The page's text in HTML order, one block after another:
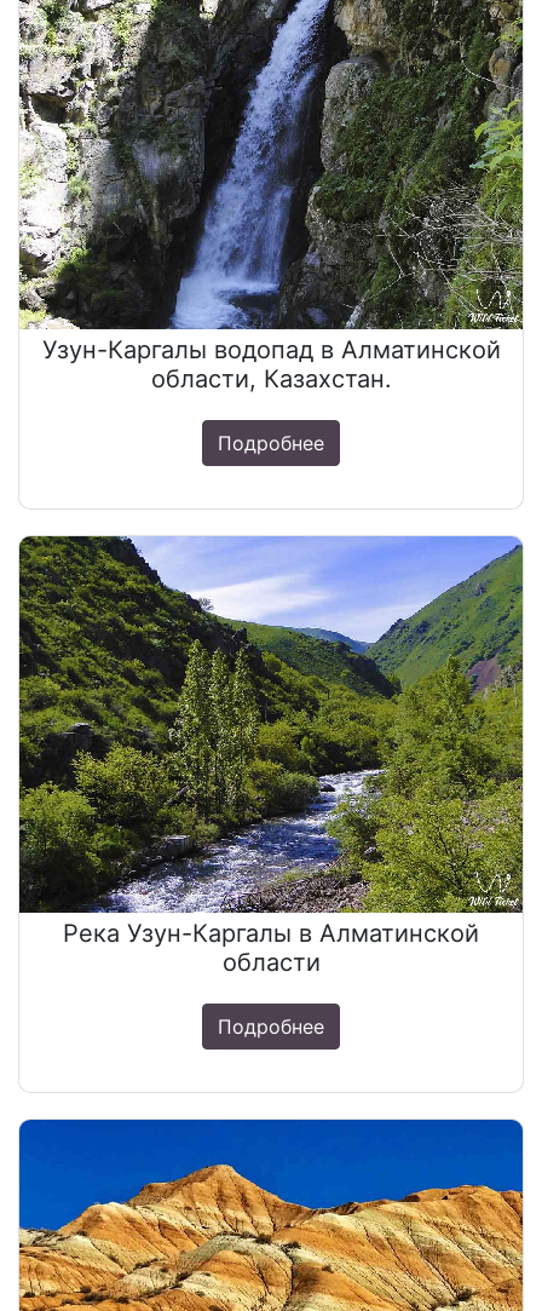
Узун-Каргалы водопад в Алматинской
области, Казахстан.
Подробнее
Река Узун-Каргалы в Алматинской
области
Подробнее